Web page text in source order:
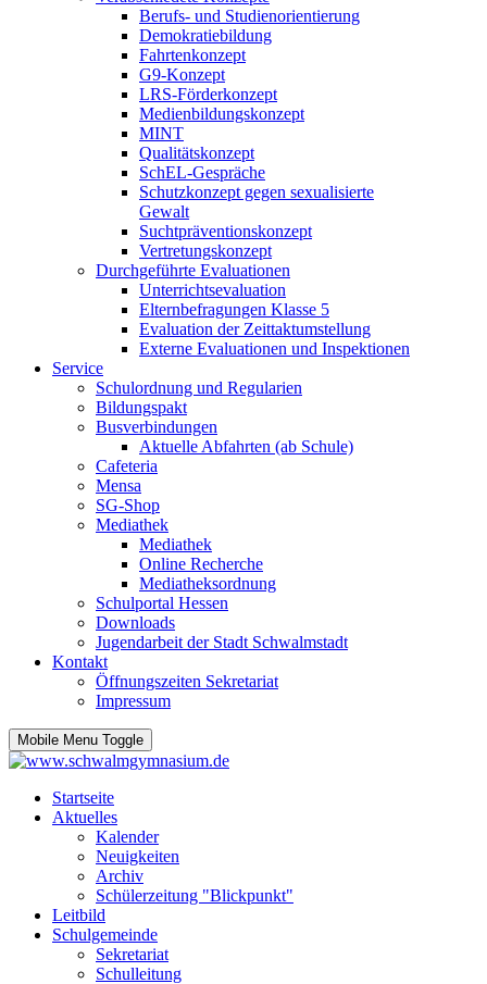
Berufs- und Studienorientierung
Demokratiebildung
Fahrtenkonzept
G9-Konzept
LRS-Förderkonzept
Medienbildungskonzept
MINT
Qualitätskonzept
SchEL-Gespräche
Schutzkonzept gegen sexualisierte
Gewalt
Suchtpräventionskonzept
Vertretungskonzept
Durchgeführte Evaluationen
Unterrichtsevaluation
Elternbefragungen Klasse 5
Evaluation der Zeittaktumstellung
Externe Evaluationen und Inspektionen
Service
Schulordnung und Regularien
Bildungspakt
Busverbindungen
Aktuelle Abfahrten (ab Schule)
Cafeteria
Mensa
SG-Shop
Mediathek
Mediathek
Online Recherche
Mediatheksordnung
Schulportal Hessen
Downloads
Jugendarbeit der Stadt Schwalmstadt
Kontakt
Öffnungszeiten Sekretariat
Impressum
Mobile Menu Toggle
Startseite
Aktuelles
Kalender
Neuigkeiten
Archiv
Schülerzeitung "Blickpunkt"
Leitbild
Schulgemeinde
Sekretariat
Schulleitung